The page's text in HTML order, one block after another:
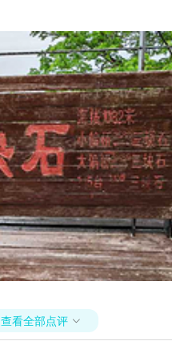
查看全部点评 